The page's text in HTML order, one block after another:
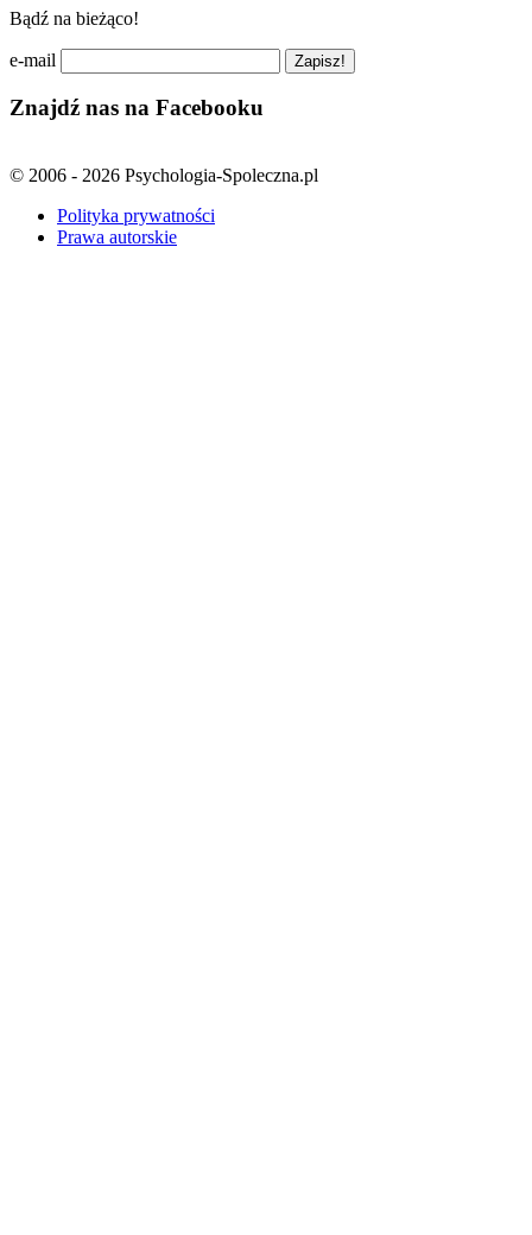
Bądź na bieżąco!
e-mail
Znajdź nas na Facebooku
© 2006 - 2026 Psychologia-Spoleczna.pl
Polityka prywatności
Prawa autorskie